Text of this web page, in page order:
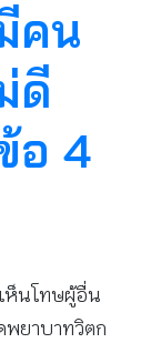
คน
ดี
อ 4
ห็นโทษผู้อื่น
พยาบาทวิตก